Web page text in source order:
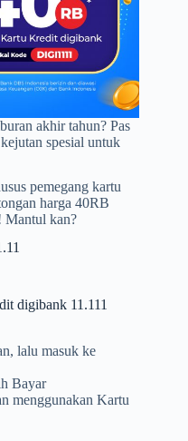
akhir tahun? Pas
spesial untuk
pemegang kartu
harga 40RB
Mantul kan?
digibank 11.111
lalu masuk ke
Bayar
menggunakan Kartu